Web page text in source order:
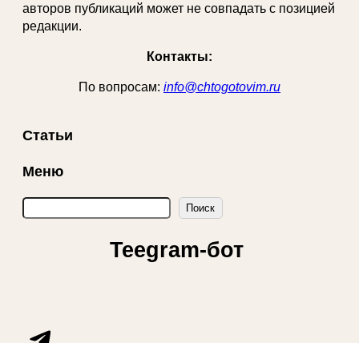
авторов публикаций может не совпадать с позицией
редакции.
Контакты:
По вопросам: info@chtogotovim.ru
Статьи
Меню
П
о
с
Поиск
Teegram-бот